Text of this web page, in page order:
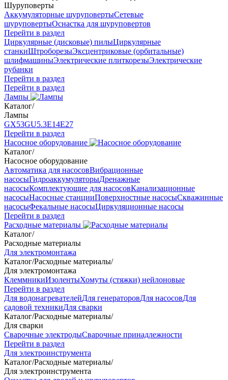
Шуруповерты
Аккумуляторные шуруповертыСетевые
шуруповертыОснастка для шуруповертов
Перейти в раздел
Циркулярные (дисковые) пилыЦиркулярные
станкиШтроборезыЭксцентриковые (орбитальные)
шлифмашиныЭлектрические плиткорезыЭлектрические
рубанки
Перейти в раздел
Перейти в раздел
Лампы
Каталог/
Лампы
GX53GU5.3Е14Е27
Перейти в раздел
Насосное оборудование
Каталог/
Насосное оборудование
Автоматика для насосовВибрационные
насосыГидроаккумуляторыДренажные
насосыКомплектующие для насосовКанализационные
насосыНасосные станцииПоверхностные насосыСкважинные
насосыФекальные насосыЦиркуляционные насосы
Перейти в раздел
Расходные материалы
Каталог/
Расходные материалы
Для электромонтажа
Каталог/Расходные материалы/
Для электромонтажа
КлеммникиИзолентыХомуты (стяжки) нейлоновые
Перейти в раздел
Для водонагревателейДля генераторовДля насосовДля
садовой техникиДля сварки
Каталог/Расходные материалы/
Для сварки
Сварочные электродыСварочные принадлежности
Перейти в раздел
Для электроинструмента
Каталог/Расходные материалы/
Для электроинструмента